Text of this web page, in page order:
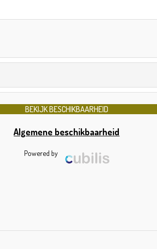
Algemene beschikbaarheid
Powered by